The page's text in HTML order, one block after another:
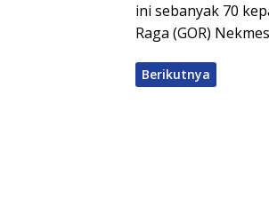
ini sebanyak 70
Raga (GOR)
Berikutnya